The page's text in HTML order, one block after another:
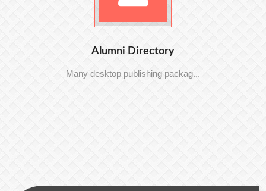
Alumni Directory
Many desktop publishing packag...